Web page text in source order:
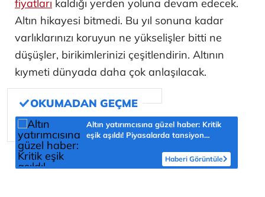
fiyatları kaldığı yerden yoluna devam edecek.
Altın hikayesi bitmedi. Bu yıl sonuna kadar
varlıklarınızı koruyun ne yükselişler bitti ne
düşüşler, birikimlerinizi çeşitlendirin. Altının
kıymeti dünyada daha çok anlaşılacak.
Altın yatırımcısına güzel haber: Kritik
eşik aşıldı! Piyasalarda tansiyon
Haberi Görüntüle